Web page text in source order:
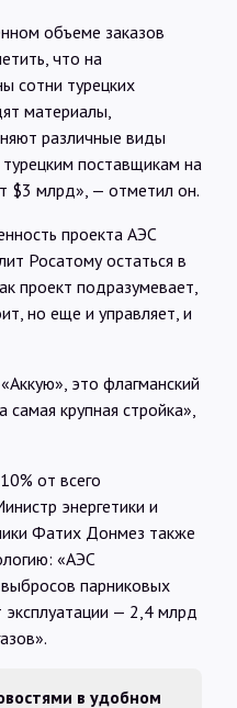
объеме заказов
что на
сотни турецких
материалы,
различные виды
поставщикам на
$3 млрд», — отметил он.
проекта АЭС
Росатому остаться в
проект подразумевает,
но еще и управляет, и
это флагманский
крупная стройка»,
от всего
энергетики и
Фатих Донмез также
«АЭС
парниковых
эксплуатации — 2,4 млрд
в удобном